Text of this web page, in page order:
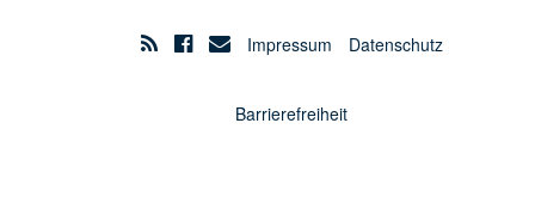
Impressum Datenschutz
Barrierefreiheit